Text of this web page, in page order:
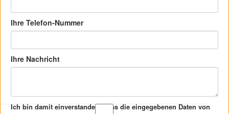
Ihre Telefon-Nummer
Ihre Nachricht
Ich bin damit einverstanden, dass die eingegebenen Daten von